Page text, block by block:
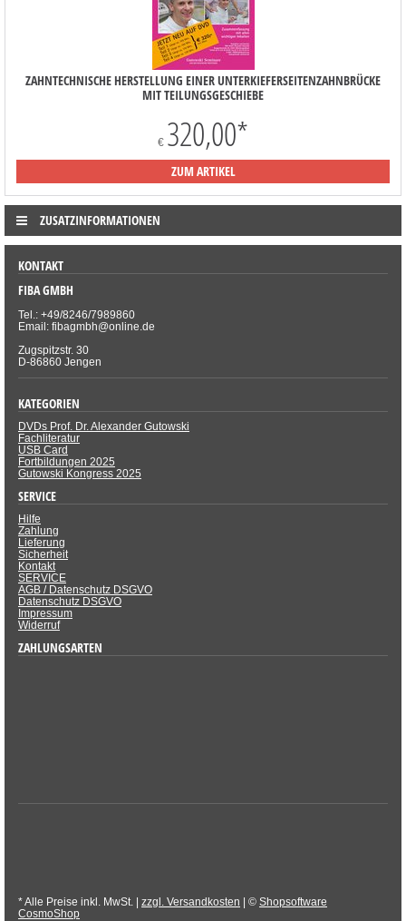
ZAHNTECHNISCHE HERSTELLUNG EINER UNTERKIEFERSEITENZAHNBRÜCKE
MIT TEILUNGSGESCHIEBE
€ 320,00*
ZUM ARTIKEL
ZUSATZINFORMATIONEN
KONTAKT
FIBA GMBH
Tel.: +49/8246/7989860
Email: fibagmbh@online.de
Zugspitzstr. 30
D-86860 Jengen
KATEGORIEN
DVDs Prof. Dr. Alexander Gutowski
Fachliteratur
USB Card
Fortbildungen 2025
Gutowski Kongress 2025
SERVICE
Hilfe
Zahlung
Lieferung
Sicherheit
Kontakt
SERVICE
AGB / Datenschutz DSGVO
Datenschutz DSGVO
Impressum
Widerruf
ZAHLUNGSARTEN
* Alle Preise inkl. MwSt. | zzgl. Versandkosten | © Shopsoftware
CosmoShop